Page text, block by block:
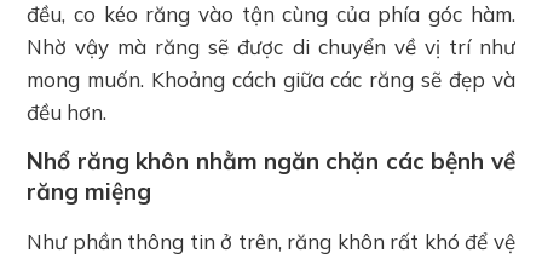
đều, co kéo răng vào tận cùng của phía góc hàm.
Nhờ vậy mà răng sẽ được di chuyển về vị trí như
mong muốn. Khoảng cách giữa các răng sẽ đẹp và
đều hơn.
Nhổ răng khôn nhằm ngăn chặn các bệnh về
răng miệng
Như phần thông tin ở trên, răng khôn rất khó để vệ